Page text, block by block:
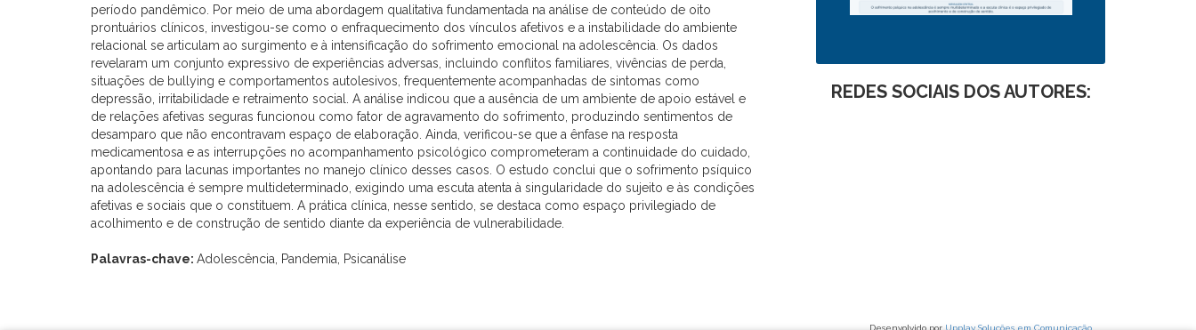
período pandêmico. Por meio de uma abordagem qualitativa fundamentada na análise de conteúdo de oito
prontuários clínicos, investigou-se como o enfraquecimento dos vínculos afetivos e a instabilidade do ambiente
relacional se articulam ao surgimento e à intensificação do sofrimento emocional na adolescência. Os dados
revelaram um conjunto expressivo de experiências adversas, incluindo conflitos familiares, vivências de perda,
situações de bullying e comportamentos autolesivos, frequentemente acompanhadas de sintomas como
depressão, irritabilidade e retraimento social. A análise indicou que a ausência de um ambiente de apoio estável e
de relações afetivas seguras funcionou como fator de agravamento do sofrimento, produzindo sentimentos de
desamparo que não encontravam espaço de elaboração. Ainda, verificou-se que a ênfase na resposta
medicamentosa e as interrupções no acompanhamento psicológico comprometeram a continuidade do cuidado,
apontando para lacunas importantes no manejo clínico desses casos. O estudo conclui que o sofrimento psíquico
na adolescência é sempre multideterminado, exigindo uma escuta atenta à singularidade do sujeito e às condições
afetivas e sociais que o constituem. A prática clínica, nesse sentido, se destaca como espaço privilegiado de
acolhimento e de construção de sentido diante da experiência de vulnerabilidade.
Palavras-chave: Adolescência, Pandemia, Psicanálise
REDES SOCIAIS DOS AUTORES:
Desenvolvido por Upplay Soluções em Comunicação